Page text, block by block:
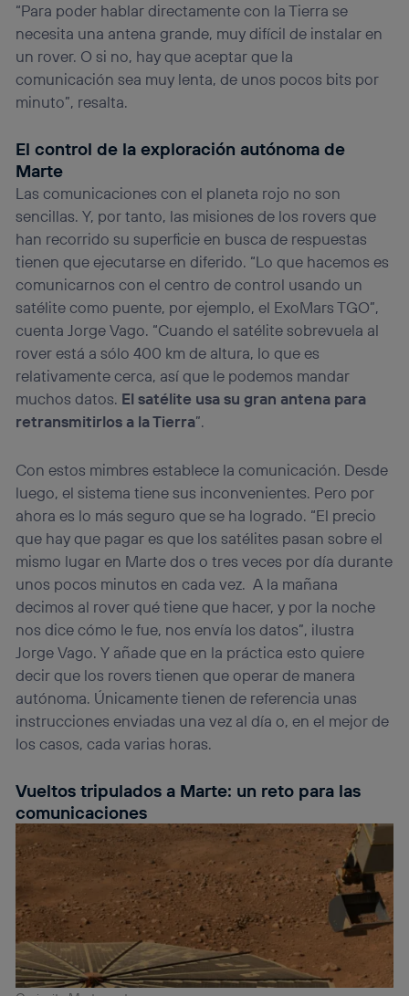
“Para poder hablar directamente con la Tierra se
necesita una antena grande, muy difícil de instalar en
un rover. O si no, hay que aceptar que la
comunicación sea muy lenta, de unos pocos bits por
minuto”, resalta.
El control de la exploración autónoma de
Marte
Las comunicaciones con el planeta rojo no son
sencillas. Y, por tanto, las misiones de los rovers que
han recorrido su superficie en busca de respuestas
tienen que ejecutarse en diferido. “Lo que hacemos es
comunicarnos con el centro de control usando un
satélite como puente, por ejemplo, el ExoMars TGO”,
cuenta Jorge Vago. “Cuando el satélite sobrevuela al
rover está a sólo 400 km de altura, lo que es
relativamente cerca, así que le podemos mandar
muchos datos. El satélite usa su gran antena para
retransmitirlos a la Tierra”.
Con estos mimbres establece la comunicación. Desde
luego, el sistema tiene sus inconvenientes. Pero por
ahora es lo más seguro que se ha logrado. “El precio
que hay que pagar es que los satélites pasan sobre el
mismo lugar en Marte dos o tres veces por día durante
unos pocos minutos en cada vez. A la mañana
decimos al rover qué tiene que hacer, y por la noche
nos dice cómo le fue, nos envía los datos”, ilustra
Jorge Vago. Y añade que en la práctica esto quiere
decir que los rovers tienen que operar de manera
autónoma. Únicamente tienen de referencia unas
instrucciones enviadas una vez al día o, en el mejor de
los casos, cada varias horas.
Vueltos tripulados a Marte: un reto para las
comunicaciones